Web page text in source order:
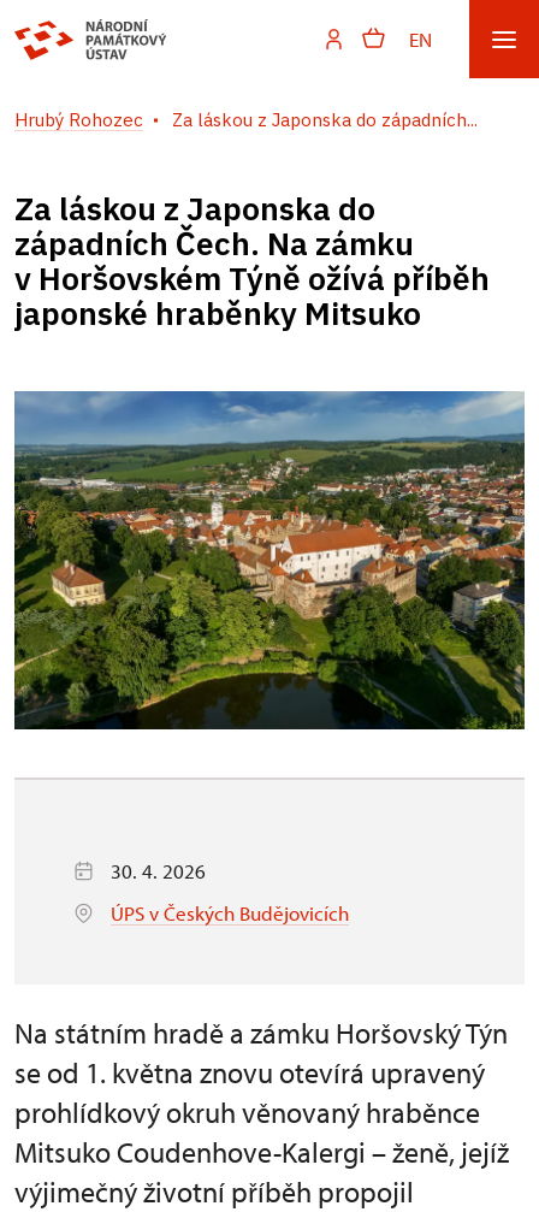
EN
Hrubý Rohozec Za láskou z Japonska do západních...
Za láskou z Japonska do
západních Čech. Na zámku
v Horšovském Týně ožívá příběh
japonské hraběnky Mitsuko
30. 4. 2026
ÚPS v Českých Budějovicích
Na státním hradě a zámku Horšovský Týn
se od 1. května znovu otevírá upravený
prohlídkový okruh věnovaný hraběnce
Mitsuko Coudenhove-Kalergi – ženě, jejíž
výjimečný životní příběh propojil